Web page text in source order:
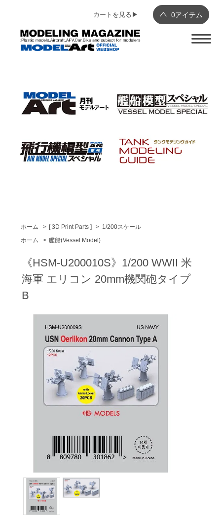
0アイテム
カートを見る▶︎
ホーム > [ 3D Print Parts ] > 1/200スケール
ホーム
> 艦船(Vessel Model)
《HSM-U200010S》1/200 WWII 米
海軍 エリコン 20mm機関砲タイプ
B